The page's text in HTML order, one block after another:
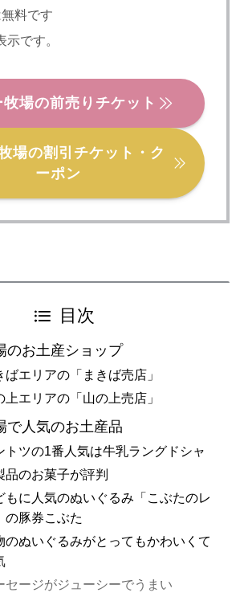
料です
です。
牧場の前売りチケット
場の割引チケット・ク
ーポン
目次
のお土産ショップ
エリアの「まきば売店」
エリアの「山の上売店」
で人気のお土産品
ツの1番人気は牛乳ラングドシャ
のお菓子が評判
に人気のぬいぐるみ「こぶたのレ
の豚券こぶた
ぬいぐるみがとってもかわいくて
ージがジューシーでうまい